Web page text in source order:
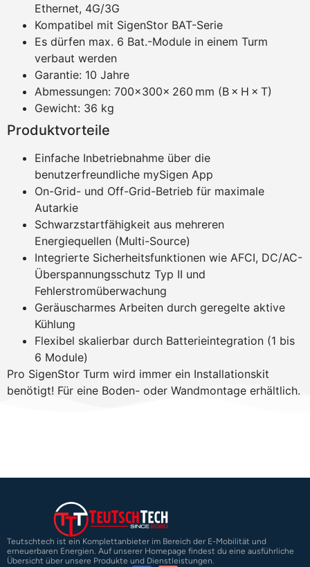
Ethernet, 4G/3G
Kompatibel mit SigenStor BAT-Serie
Es dürfen max. 6 Bat.-Module in einem Turm
verbaut werden
Garantie: 10 Jahre
Abmessungen: 700×300× 260 mm (B × H × T)
Gewicht: 36 kg
Produktvorteile
Einfache Inbetriebnahme über die
benutzerfreundliche mySigen App
On-Grid- und Off-Grid-Betrieb für maximale
Autarkie
Schwarzstartfähigkeit aus mehreren
Energiequellen (Multi-Source)
Integrierte Sicherheitsfunktionen wie AFCI, DC/AC-
Überspannungsschutz Typ II und
Fehlerstromüberwachung
Geräuscharmes Arbeiten durch geregelte aktive
Kühlung
Flexibel skalierbar durch Batterieintegration (1 bis
6 Module)
Pro SigenStor Turm wird immer ein Installationskit
benötigt! Für eine Boden- oder Wandmontage erhältlich.
Teutschtech ist ein Komplettanbieter im Bereich der E-Mobilität und
erneuerbaren Energien. Auf unserer Homepage findest du eine ausführliche
Übersicht über unsere Produkte und Dienstleistungen.